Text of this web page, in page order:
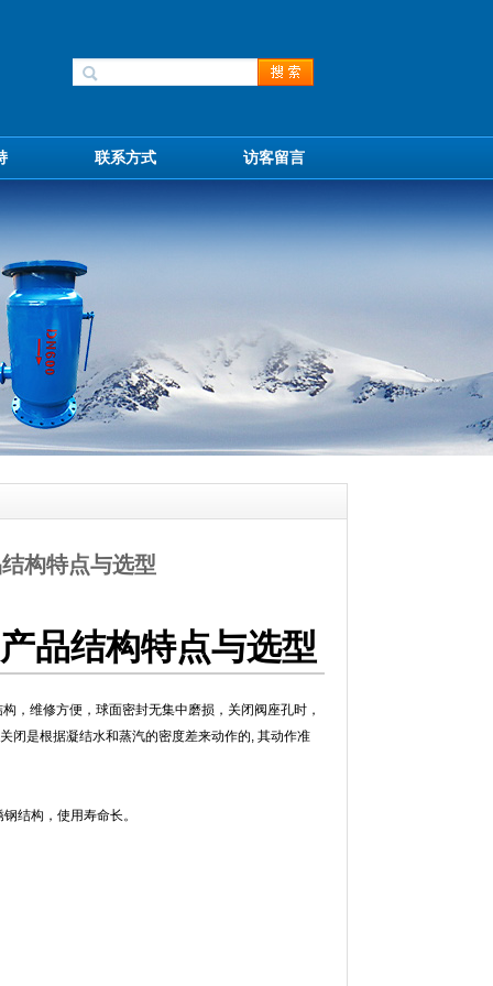
联系方式 访客留言
构特点与选型
品结构特点与选型
，维修方便，球面密封无集中磨损，关闭阀座孔时，
闭是根据凝结水和蒸汽的密度差来动作的, 其动作准
结构，使用寿命长。